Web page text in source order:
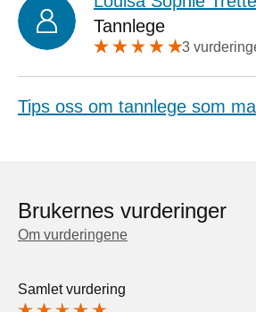
Tannlege
3
Tips oss om tannlege som
Brukernes vurderinger
Om vurderingene
Samlet vurdering